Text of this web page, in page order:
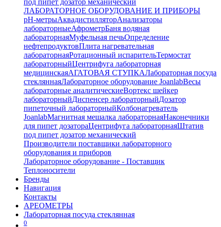
ЛАБОРАТОРНОЕ ОБОРУДОВАНИЕ И ПРИБОРЫ
pH-метрыАквадистилляторАнализаторы
лабораторныеАфрометрБаня водяная
лабораторнаяМуфельная печьОпределение
нефтепродуктовПлита нагревательная
лабораторнаяРотационный испарительТермостат
лабораторныйЦентрифуга лабораторная
медицинскаяАГАТОВАЯ СТУПКАЛабораторная посуда
стекляннаяЛабораторное оборудование JoanlabВесы
лабораторные аналитическиеВортекс шейкер
лабораторныйДиспенсер лабораторныйДозатор
пипеточный лабораторныйКолбонагреватель
JoanlabМагнитная мешалка лабораторнаяНаконечники
для пипет дозатораЦентрифуга лабораторнаяШтатив
под пипет дозатор механический
Производители поставщики лабораторного
оборудования и приборов
Лабораторное оборудование - Поставщик
Теплоносители
Бренды
Навигация
Контакты
АРЕОМЕТРЫ
Лабораторная посуда стеклянная
0